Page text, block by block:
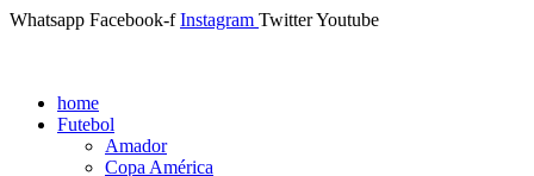
Whatsapp Facebook-f Instagram TwitterYoutube
home
Futebol
Amador
Copa América